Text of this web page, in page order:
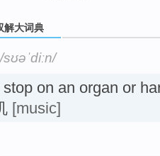
解大词典
/sʊəˈdiːn/
stop on an organ or
[music]